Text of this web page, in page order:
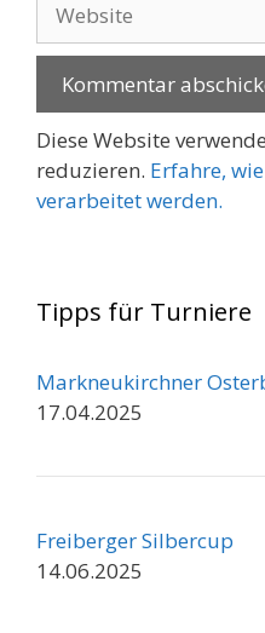
Diese Website
reduzieren. Erfahre,
verarbeitet werden.
Tipps für Turniere
Markneukirchner
17.04.2025
Freiberger Silbercup
14.06.2025